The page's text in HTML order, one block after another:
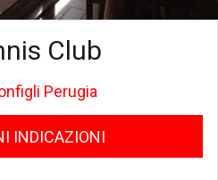
Club
Perugia
INDICAZIONI